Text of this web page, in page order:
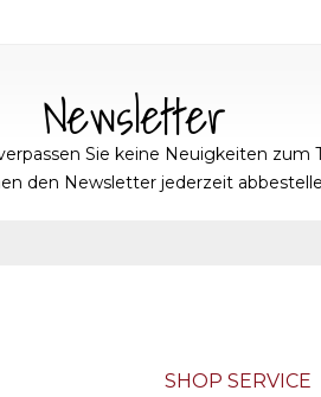
Newsletter
Sie keine Neuigkeiten zum
den Newsletter jederzeit
SHOP SERVICE